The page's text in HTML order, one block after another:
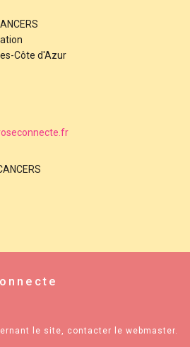
Côte d'Azur
le site, contacter le webmaster.